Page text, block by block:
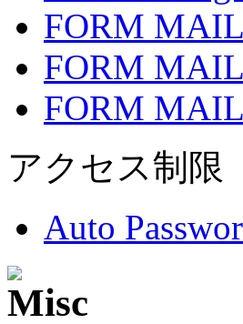
FORM
FORM
FORM
アクセス制限
Auto